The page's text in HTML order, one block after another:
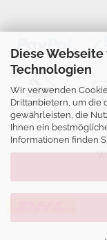
Diese
Technologien
Wir verwenden
Drittanbietern, um die
gewährleisten, die
Ihnen ein
Informationen finden